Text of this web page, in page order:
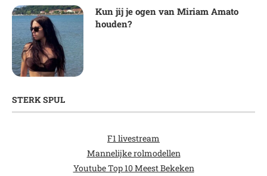
Kun jij je ogen van Miriam Amato
houden?
STERK SPUL
F1 livestream
Mannelijke rolmodellen
Youtube Top 10 Meest Bekeken